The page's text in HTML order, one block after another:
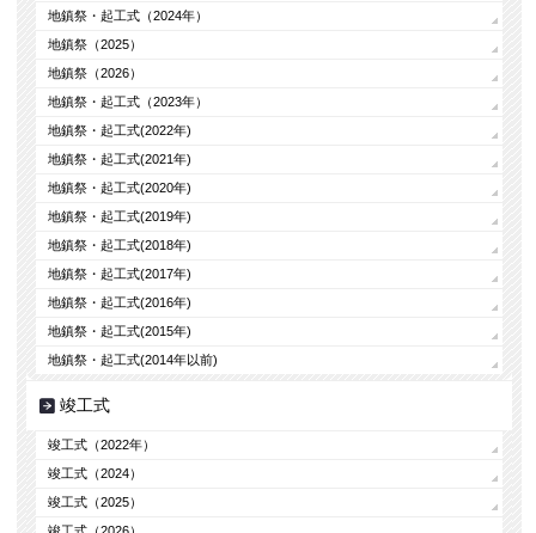
地鎮祭・起工式（2024年）
地鎮祭（2025）
地鎮祭（2026）
地鎮祭・起工式（2023年）
地鎮祭・起工式(2022年)
地鎮祭・起工式(2021年)
地鎮祭・起工式(2020年)
地鎮祭・起工式(2019年)
地鎮祭・起工式(2018年)
地鎮祭・起工式(2017年)
地鎮祭・起工式(2016年)
地鎮祭・起工式(2015年)
地鎮祭・起工式(2014年以前)
竣工式
竣工式（2022年）
竣工式（2024）
竣工式（2025）
竣工式（2026）